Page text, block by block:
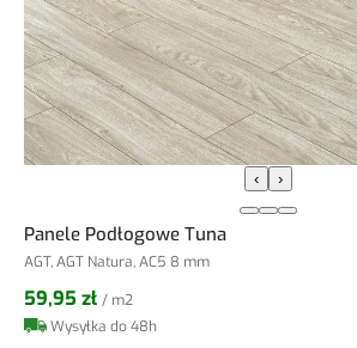
‹ ›
Panele Podłogowe Tuna
AGT, AGT Natura, AC5 8 mm
59,95 zł / m2
Wysyłka do 48h